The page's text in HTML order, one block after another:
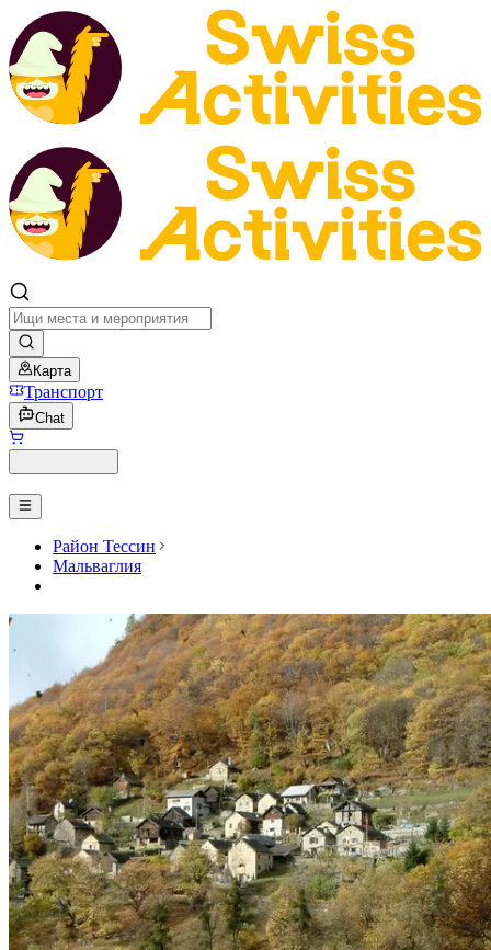
Карта
Транспорт
Chat
Район Тессин
Мальваглия